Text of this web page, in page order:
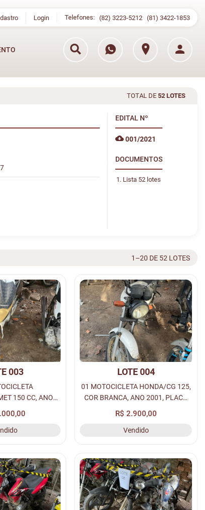
Login Telefones: (82) 3223-5212 (81) 3422-1853
TOTAL DE 52 LOTES
EDITAL Nº
001/2021
DOCUMENTOS
Lista 52 lotes
1–20 DE 52 LOTES
003
150 CC, ANO
NMO 5734 P/
LOTE 004
01 MOTOCICLETA HONDA/CG 125,
COR BRANCA, ANO 2001, PLACA
MUM 7619 (CONSERVADO).
R$ 2.900,00
Vendido